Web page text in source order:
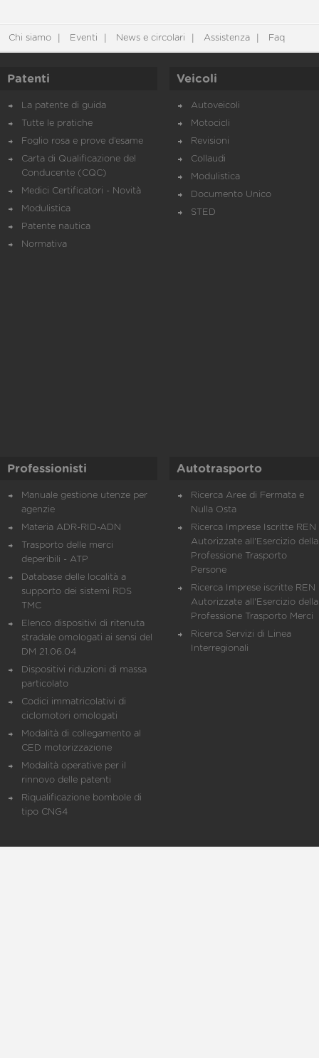
Chi siamo Eventi News e circolari Assistenza Faq
Patenti
La patente di guida
Tutte le pratiche
Foglio rosa e prove d’esame
Carta di Qualificazione del
Conducente (CQC)
Medici Certificatori - Novità
Modulistica
Patente nautica
Normativa
Veicoli
Autoveicoli
Motocicli
Revisioni
Collaudi
Modulistica
Documento Unico
STED
Professionisti
Manuale gestione utenze per
agenzie
Materia ADR-RID-ADN
Trasporto delle merci
deperibili - ATP
Database delle località a
supporto dei sistemi RDS
TMC
Elenco dispositivi di ritenuta
stradale omologati ai sensi del
DM 21.06.04
Dispositivi riduzioni di massa
particolato
Codici immatricolativi di
ciclomotori omologati
Modalità di collegamento al
CED motorizzazione
Modalità operative per il
rinnovo delle patenti
Riqualificazione bombole di
tipo CNG4
Autotrasporto
Ricerca Aree di Fermata e
Nulla Osta
Ricerca Imprese Iscritte REN
Autorizzate all'Esercizio della
Professione Trasporto
Persone
Ricerca Imprese iscritte REN
Autorizzate all'Esercizio della
Professione Trasporto Merci
Ricerca Servizi di Linea
Interregionali